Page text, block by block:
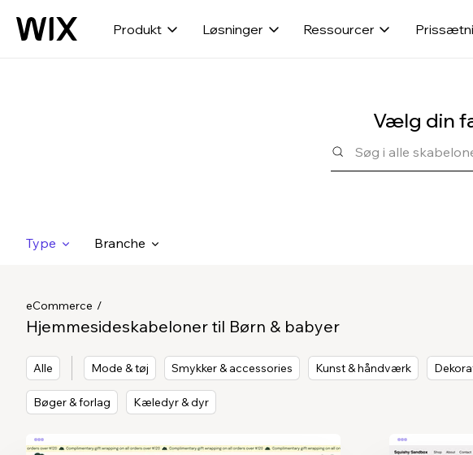
Produkt Løsninger Ressourcer
Vælg din
Type Branche
eCommerce
Hjemmesideskabeloner til Børn & babyer
Alle Mode & tøj Smykker & accessories Kunst & håndværk
Bøger & forlag Kæledyr & dyr